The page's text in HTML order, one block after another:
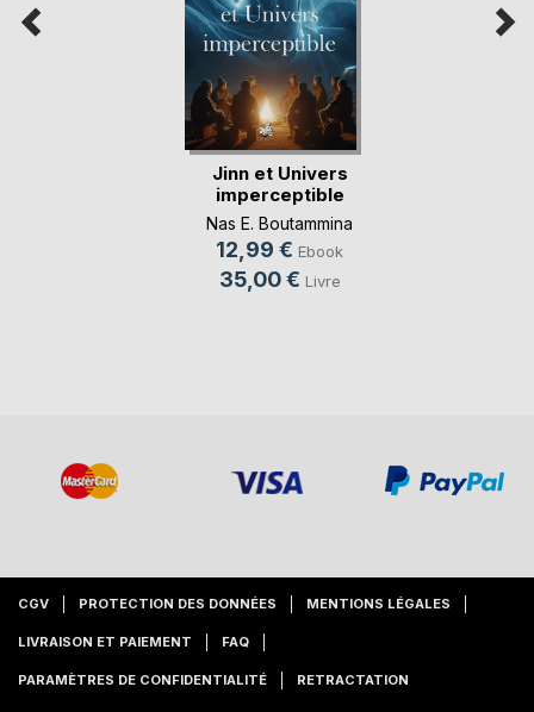
Jinn et Univers
imperceptible
Nas E. Boutammina
12,99 € Ebook
35,00 € Livre
CGV PROTECTION DES DONNÉES MENTIONS LÉGALES
LIVRAISON ET PAIEMENT FAQ
PARAMÈTRES DE CONFIDENTIALITÉ RETRACTATION